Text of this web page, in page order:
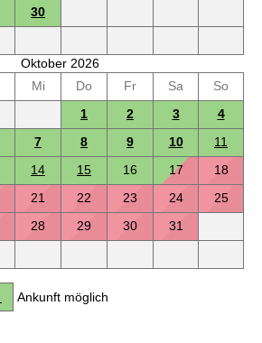
30
Oktober 2026
Mi Do Fr Sa
So
1 2 3
4
7 8 9 10
11
14 15 16 17
18
21 22 23 24
25
28 29 30
31
Ankunft möglich